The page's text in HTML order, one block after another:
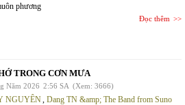
phương
Đọc thêm
TRONG CƠN MƯA
Năm 2026 2:56 SA (Xem: 3666)
NGUYÊN Dang TN &amp; The Band from Suno